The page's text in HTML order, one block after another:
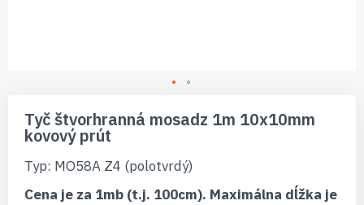
začiatok
galérie
Tyč štvorhranná mosadz 1m 10x10mm
kovový prút
Typ: MO58A Z4 (polotvrdý)
Cena je za 1mb (t.j. 100cm). Maximálna dĺžka je